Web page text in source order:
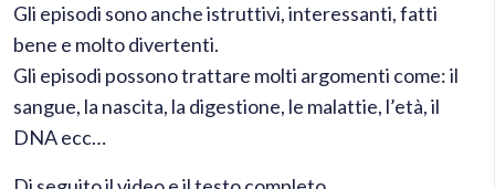
Gli episodi sono anche istruttivi, interessanti, fatti
bene e molto divertenti.
Gli episodi possono trattare molti argomenti come: il
sangue, la nascita, la digestione, le malattie, l’età, il
DNA ecc…